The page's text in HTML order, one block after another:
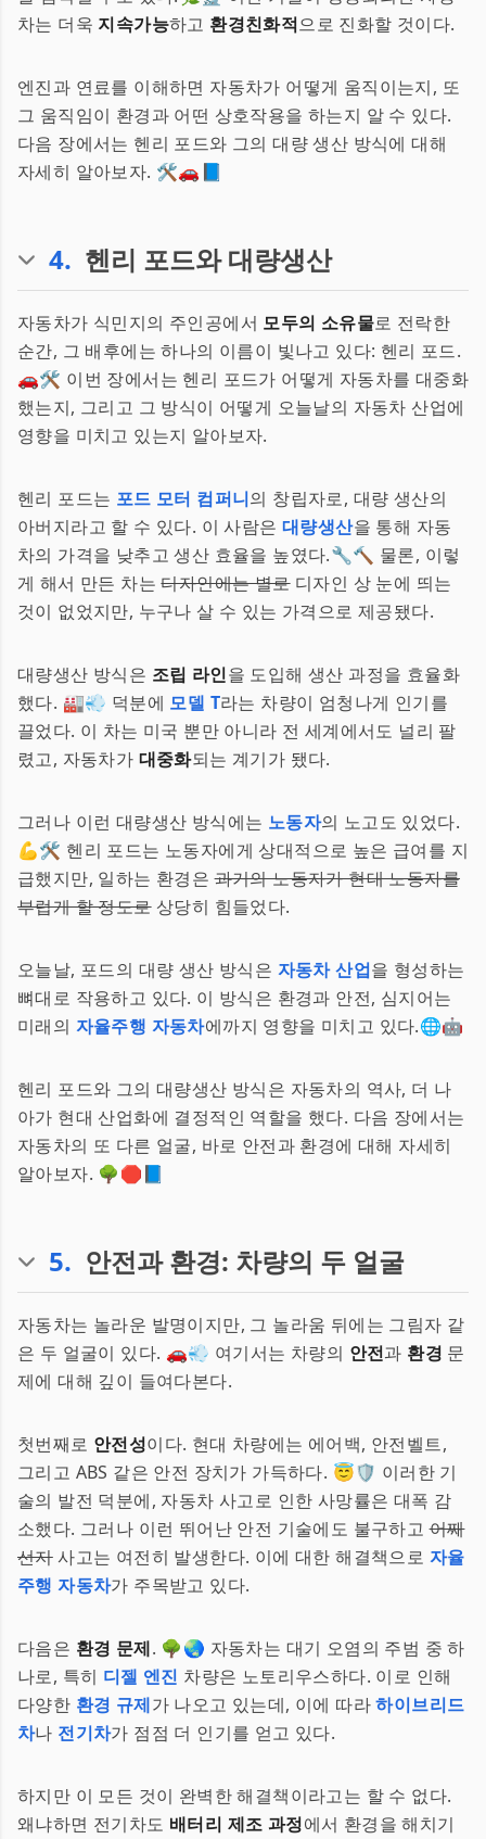
차는 더욱 지속가능하고 환경친화적으로 진화할 것이다.
엔진과 연료를 이해하면 자동차가 어떻게 움직이는지, 또
그 움직임이 환경과 어떤 상호작용을 하는지 알 수 있다.
다음 장에서는 헨리 포드와 그의 대량 생산 방식에 대해
자세히 알아보자. 🛠️🚗📘
4. 헨리 포드와 대량생산
자동차가 식민지의 주인공에서 모두의 소유물로 전락한
순간, 그 배후에는 하나의 이름이 빛나고 있다: 헨리 포드.
🚗🛠 이번 장에서는 헨리 포드가 어떻게 자동차를 대중화
했는지, 그리고 그 방식이 어떻게 오늘날의 자동차 산업에
영향을 미치고 있는지 알아보자.
헨리 포드는 포드 모터 컴퍼니의 창립자로, 대량 생산의
아버지라고 할 수 있다. 이 사람은 대량생산을 통해 자동
차의 가격을 낮추고 생산 효율을 높였다.🔧🔨 물론, 이렇
게 해서 만든 차는디자인에는 별로디자인 상 눈에 띄는
것이 없었지만, 누구나 살 수 있는 가격으로 제공됐다.
대량생산 방식은 조립 라인을 도입해 생산 과정을 효율화
했다. 🏭💨 덕분에 모델 T라는 차량이 엄청나게 인기를
끌었다. 이 차는 미국 뿐만 아니라 전 세계에서도 널리 팔
렸고, 자동차가 대중화되는 계기가 됐다.
그러나 이런 대량생산 방식에는 노동자의 노고도 있었다.
💪🛠 헨리 포드는 노동자에게 상대적으로 높은 급여를 지
급했지만, 일하는 환경은과거의 노동자가 현대 노동자를
부럽게 할 정도로상당히 힘들었다.
오늘날, 포드의 대량 생산 방식은 자동차 산업을 형성하는
뼈대로 작용하고 있다. 이 방식은 환경과 안전, 심지어는
미래의 자율주행 자동차에까지 영향을 미치고 있다.🌐🤖
헨리 포드와 그의 대량생산 방식은 자동차의 역사, 더 나
아가 현대 산업화에 결정적인 역할을 했다. 다음 장에서는
자동차의 또 다른 얼굴, 바로 안전과 환경에 대해 자세히
알아보자. 🌳🛑📘
5. 안전과 환경: 차량의 두 얼굴
자동차는 놀라운 발명이지만, 그 놀라움 뒤에는 그림자 같
은 두 얼굴이 있다. 🚗💨 여기서는 차량의 안전과 환경 문
제에 대해 깊이 들여다본다.
첫번째로 안전성이다. 현대 차량에는 에어백, 안전벨트,
그리고 ABS 같은 안전 장치가 가득하다. 😇🛡 이러한 기
술의 발전 덕분에, 자동차 사고로 인한 사망률은 대폭 감
소했다. 그러나 이런 뛰어난 안전 기술에도 불구하고어째
선지사고는 여전히 발생한다. 이에 대한 해결책으로 자율
주행 자동차가 주목받고 있다.
다음은 환경 문제. 🌳🌏 자동차는 대기 오염의 주범 중 하
나로, 특히 디젤 엔진 차량은 노토리우스하다. 이로 인해
다양한 환경 규제가 나오고 있는데, 이에 따라하이브리드
차나 전기차가 점점 더 인기를 얻고 있다.
하지만 이 모든 것이 완벽한 해결책이라고는 할 수 없다.
왜냐하면 전기차도 배터리 제조 과정에서 환경을 해치기